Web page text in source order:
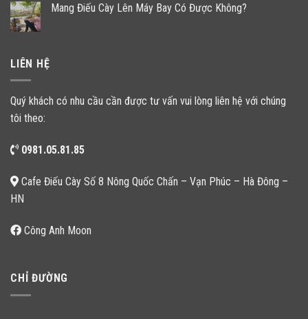
Mang Điếu Cày Lên Máy Bay Có Được Không?
LIÊN HỆ
Quý khách có nhu cầu cần được tư vấn vui lòng liên hệ với chúng
tôi theo:
0981.05.81.85
Cafe Điếu Cày Số 8 Nông Quốc Chấn – Vạn Phúc – Hà Đông –
HN
Công Anh Moon
CHỈ ĐƯỜNG